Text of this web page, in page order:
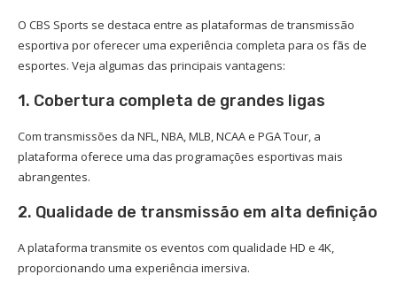
O CBS Sports se destaca entre as plataformas de transmissão
esportiva por oferecer uma experiência completa para os fãs de
esportes. Veja algumas das principais vantagens:
1. Cobertura completa de grandes ligas
Com transmissões da NFL, NBA, MLB, NCAA e PGA Tour, a
plataforma oferece uma das programações esportivas mais
abrangentes.
2. Qualidade de transmissão em alta definição
A plataforma transmite os eventos com qualidade HD e 4K,
proporcionando uma experiência imersiva.